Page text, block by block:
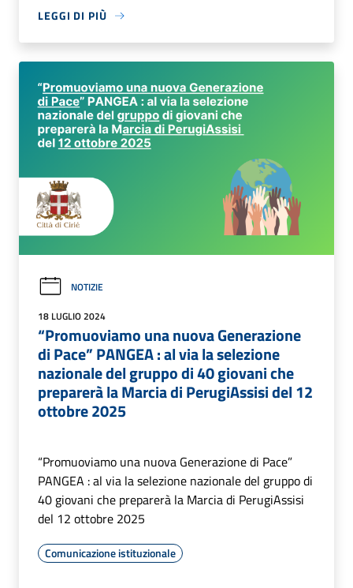
LEGGI DI PIÙ
NOTIZIE
18 LUGLIO 2024
“Promuoviamo una nuova Generazione
di Pace” PANGEA : al via la selezione
nazionale del gruppo di 40 giovani che
preparerà la Marcia di PerugiAssisi del 12
ottobre 2025
“Promuoviamo una nuova Generazione di Pace”
PANGEA : al via la selezione nazionale del gruppo di
40 giovani che preparerà la Marcia di PerugiAssisi
del 12 ottobre 2025
Comunicazione istituzionale